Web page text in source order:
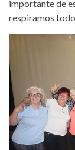
importante de
respiramos